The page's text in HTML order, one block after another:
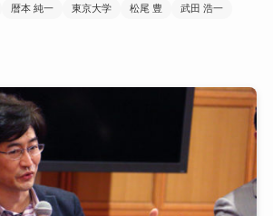
暦本 純一 東京大学 松尾 豊
武田 浩一